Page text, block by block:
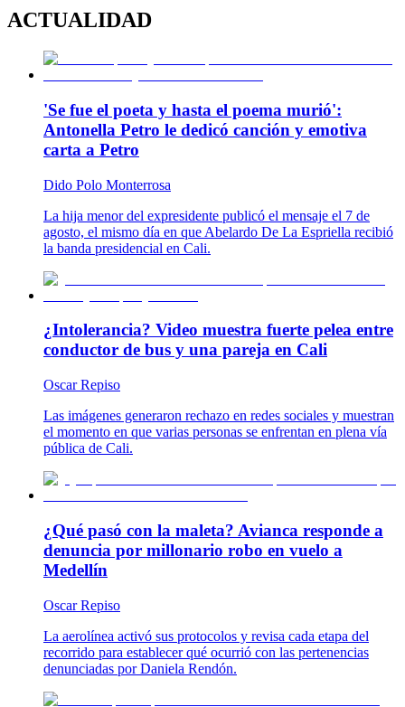
ACTUALIDAD
'Se fue el poeta y hasta el poema murió':
Antonella Petro le dedicó canción y emotiva
carta a Petro
Dido Polo Monterrosa
La hija menor del expresidente publicó el mensaje el 7 de
agosto, el mismo día en que Abelardo De La Espriella recibió
la banda presidencial en Cali.
¿Intolerancia? Video muestra fuerte pelea entre
conductor de bus y una pareja en Cali
Oscar Repiso
Las imágenes generaron rechazo en redes sociales y muestran
el momento en que varias personas se enfrentan en plena vía
pública de Cali.
¿Qué pasó con la maleta? Avianca responde a
denuncia por millonario robo en vuelo a
Medellín
Oscar Repiso
La aerolínea activó sus protocolos y revisa cada etapa del
recorrido para establecer qué ocurrió con las pertenencias
denunciadas por Daniela Rendón.